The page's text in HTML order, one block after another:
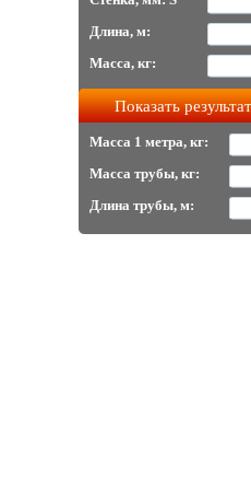
Длина, м:
Масса, кг:
Масса 1 метра, кг:
Масса трубы, кг:
Длина трубы, м: